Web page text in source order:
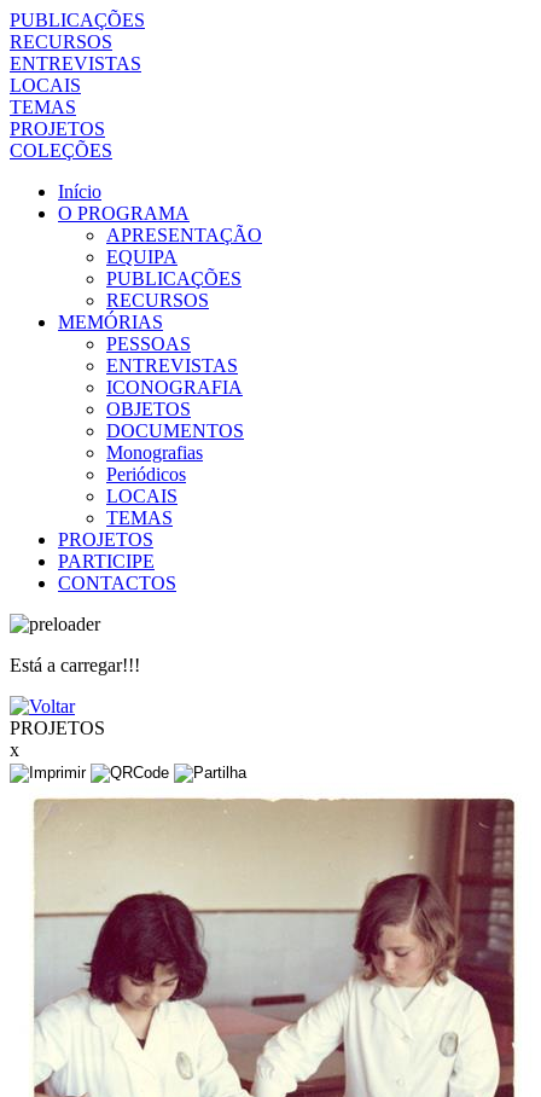
PUBLICAÇÕES
RECURSOS
ENTREVISTAS
LOCAIS
TEMAS
PROJETOS
COLEÇÕES
Início
O PROGRAMA
APRESENTAÇÃO
EQUIPA
PUBLICAÇÕES
RECURSOS
MEMÓRIAS
PESSOAS
ENTREVISTAS
ICONOGRAFIA
OBJETOS
DOCUMENTOS
Monografias
Periódicos
LOCAIS
TEMAS
PROJETOS
PARTICIPE
CONTACTOS
Está a carregar!!!
PROJETOS
x